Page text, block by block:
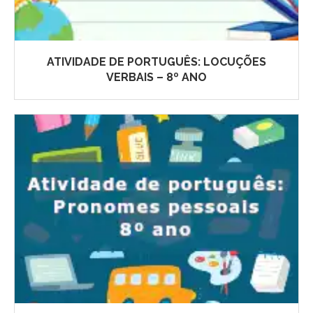
ATIVIDADE DE PORTUGUÊS: LOCUÇÕES
VERBAIS – 8º ANO